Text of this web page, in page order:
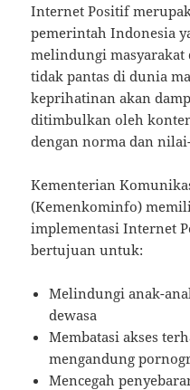
Internet Positif
pemerintah Indonesia
melindungi masyarakat
tidak pantas di dunia
keprihatinan akan
ditimbulkan oleh
dengan norma dan
Kementerian
(Kemenkominfo)
implementasi Internet
bertujuan untuk:
Melindungi anak-
dewasa
Membatasi akses
mengandung
Mencegah